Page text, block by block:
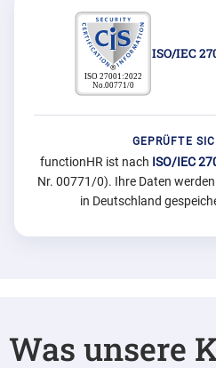
ISO/IEC
GEPRÜFTE
functionHR ist nach ISO/IEC
Nr. 00771/0). Ihre Daten
in Deutschland
Was unsere